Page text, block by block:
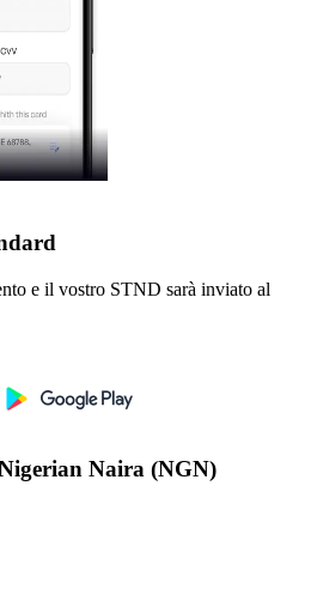
e il vostro STND sarà inviato al
Naira (NGN)